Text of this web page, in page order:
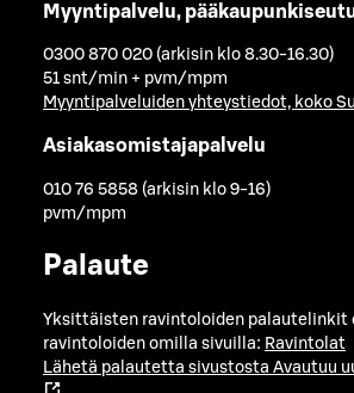
Myyntipalvelu,
0300 870 020 (arkisin klo 8.30-16.30)
51 snt/min + pvm/mpm
Myyntipalveluiden yhteystiedot, koko
Asiakasomistajapalvelu
010 76 5858 (arkisin klo 9-16)
pvm/mpm
Palaute
Yksittäisten ravintoloiden palautelinkit
ravintoloiden omilla sivuilla: Ravintolat
Lähetä palautetta sivustosta Avautuu